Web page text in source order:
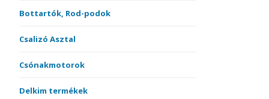
Bottartók, Rod-podok
Csalizó Asztal
Csónakmotorok
Delkim termékek